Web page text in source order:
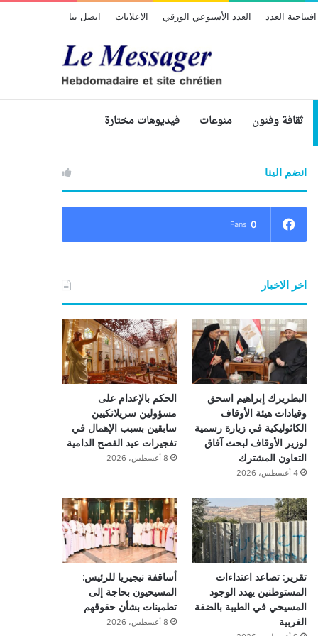
افتتاحية العدد العدد الأسبوعي الورقي الاعلانات اتصل بنا
ثقافة وفنون منوعات فيديوهات مختارة
انضم الينا
0
Fans
اخر الاخبار
البطريرك إبراهيم اسحق
وقيادات هيئة الأوقاف
الكاثوليكية في زيارة رسمية
لوزير الأوقاف لبحث آفاق
التعاون المشترك
4 أغسطس، 2026
الحكم بالإعدام على
مسؤولين سريلانكيين
سابقين بسبب الإهمال في
تفجيرات عيد الفصح الدامية
8 أغسطس، 2026
تقرير: تصاعد اعتداءات
المستوطنين يهدد الوجود
المسيحي في الطيبة بالضفة
الغربية
أساقفة نيجيريا للرئيس:
المسيحيون بحاجة إلى
تطمينات بشأن حقوقهم
8 أغسطس، 2026